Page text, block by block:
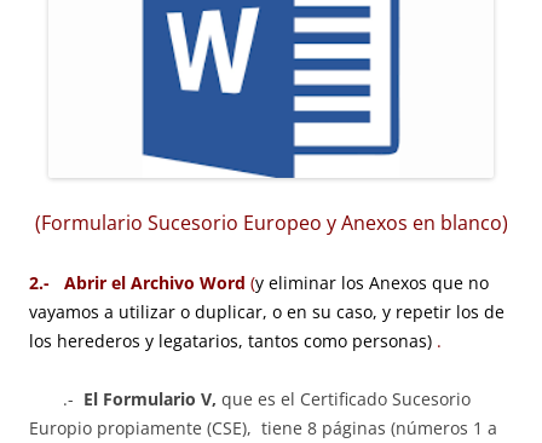
(Formulario Sucesorio Europeo y Anexos en blanco)
2.- Abrir el Archivo Word (y eliminar los Anexos que no
vayamos a utilizar o duplicar, o en su caso, y repetir los de
los herederos y legatarios, tantos como personas) .
.- El Formulario V, que es el Certificado Sucesorio
Europio propiamente (CSE), tiene 8 páginas (números 1 a